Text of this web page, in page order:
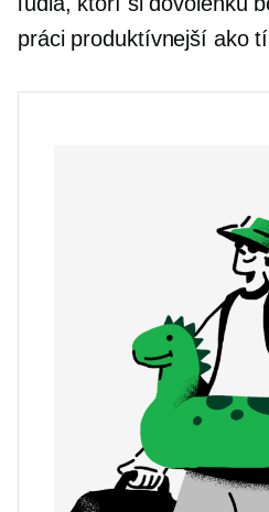
práci produktívnejší ako